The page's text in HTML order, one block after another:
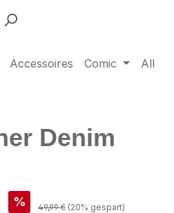
Accessoires Comic All
Denim
% Regulärer Preis:
49,99 € (20% gespart)